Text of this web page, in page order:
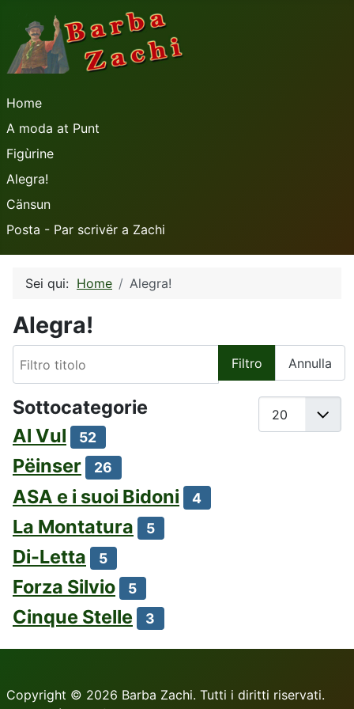
Home
A moda at Punt
Figùrine
Alegra!
Cänsun
Posta - Par scrivër a Zachi
Sei qui: Home Alegra!
Alegra!
Filtro Annulla
Sottocategorie
Al Vul
52
Pëinser 26
ASA e i suoi Bidoni 4
La Montatura 5
Di-Letta 5
Forza Silvio 5
Cinque Stelle 3
Copyright © 2026 Barba Zachi. Tutti i diritti riservati.